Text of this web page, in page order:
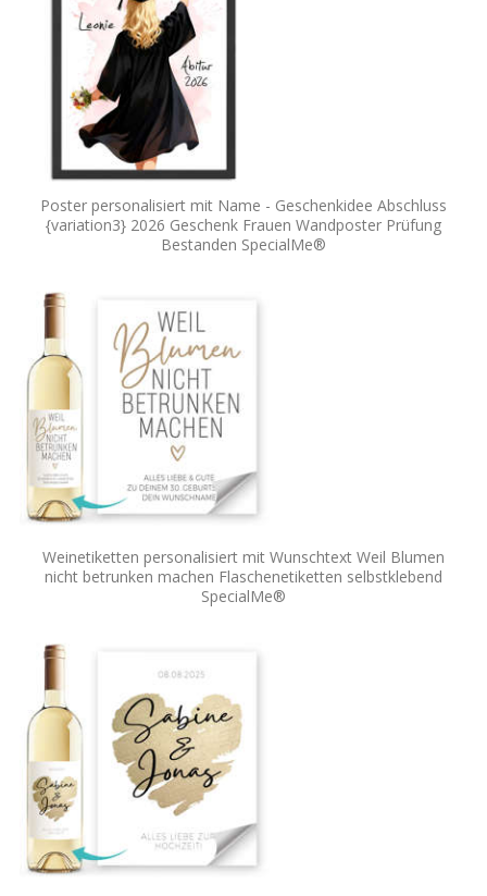
Poster personalisiert mit Name - Geschenkidee Abschluss
{variation3} 2026 Geschenk Frauen Wandposter Prüfung
Bestanden SpecialMe®
Weinetiketten personalisiert mit Wunschtext Weil Blumen
nicht betrunken machen Flaschenetiketten selbstklebend
SpecialMe®